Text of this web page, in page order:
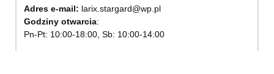
Adres e-mail: larix.stargard@wp.pl
Godziny otwarcia
Pn-Pt: 10:00-18:00, Sb: 10:00-14:00